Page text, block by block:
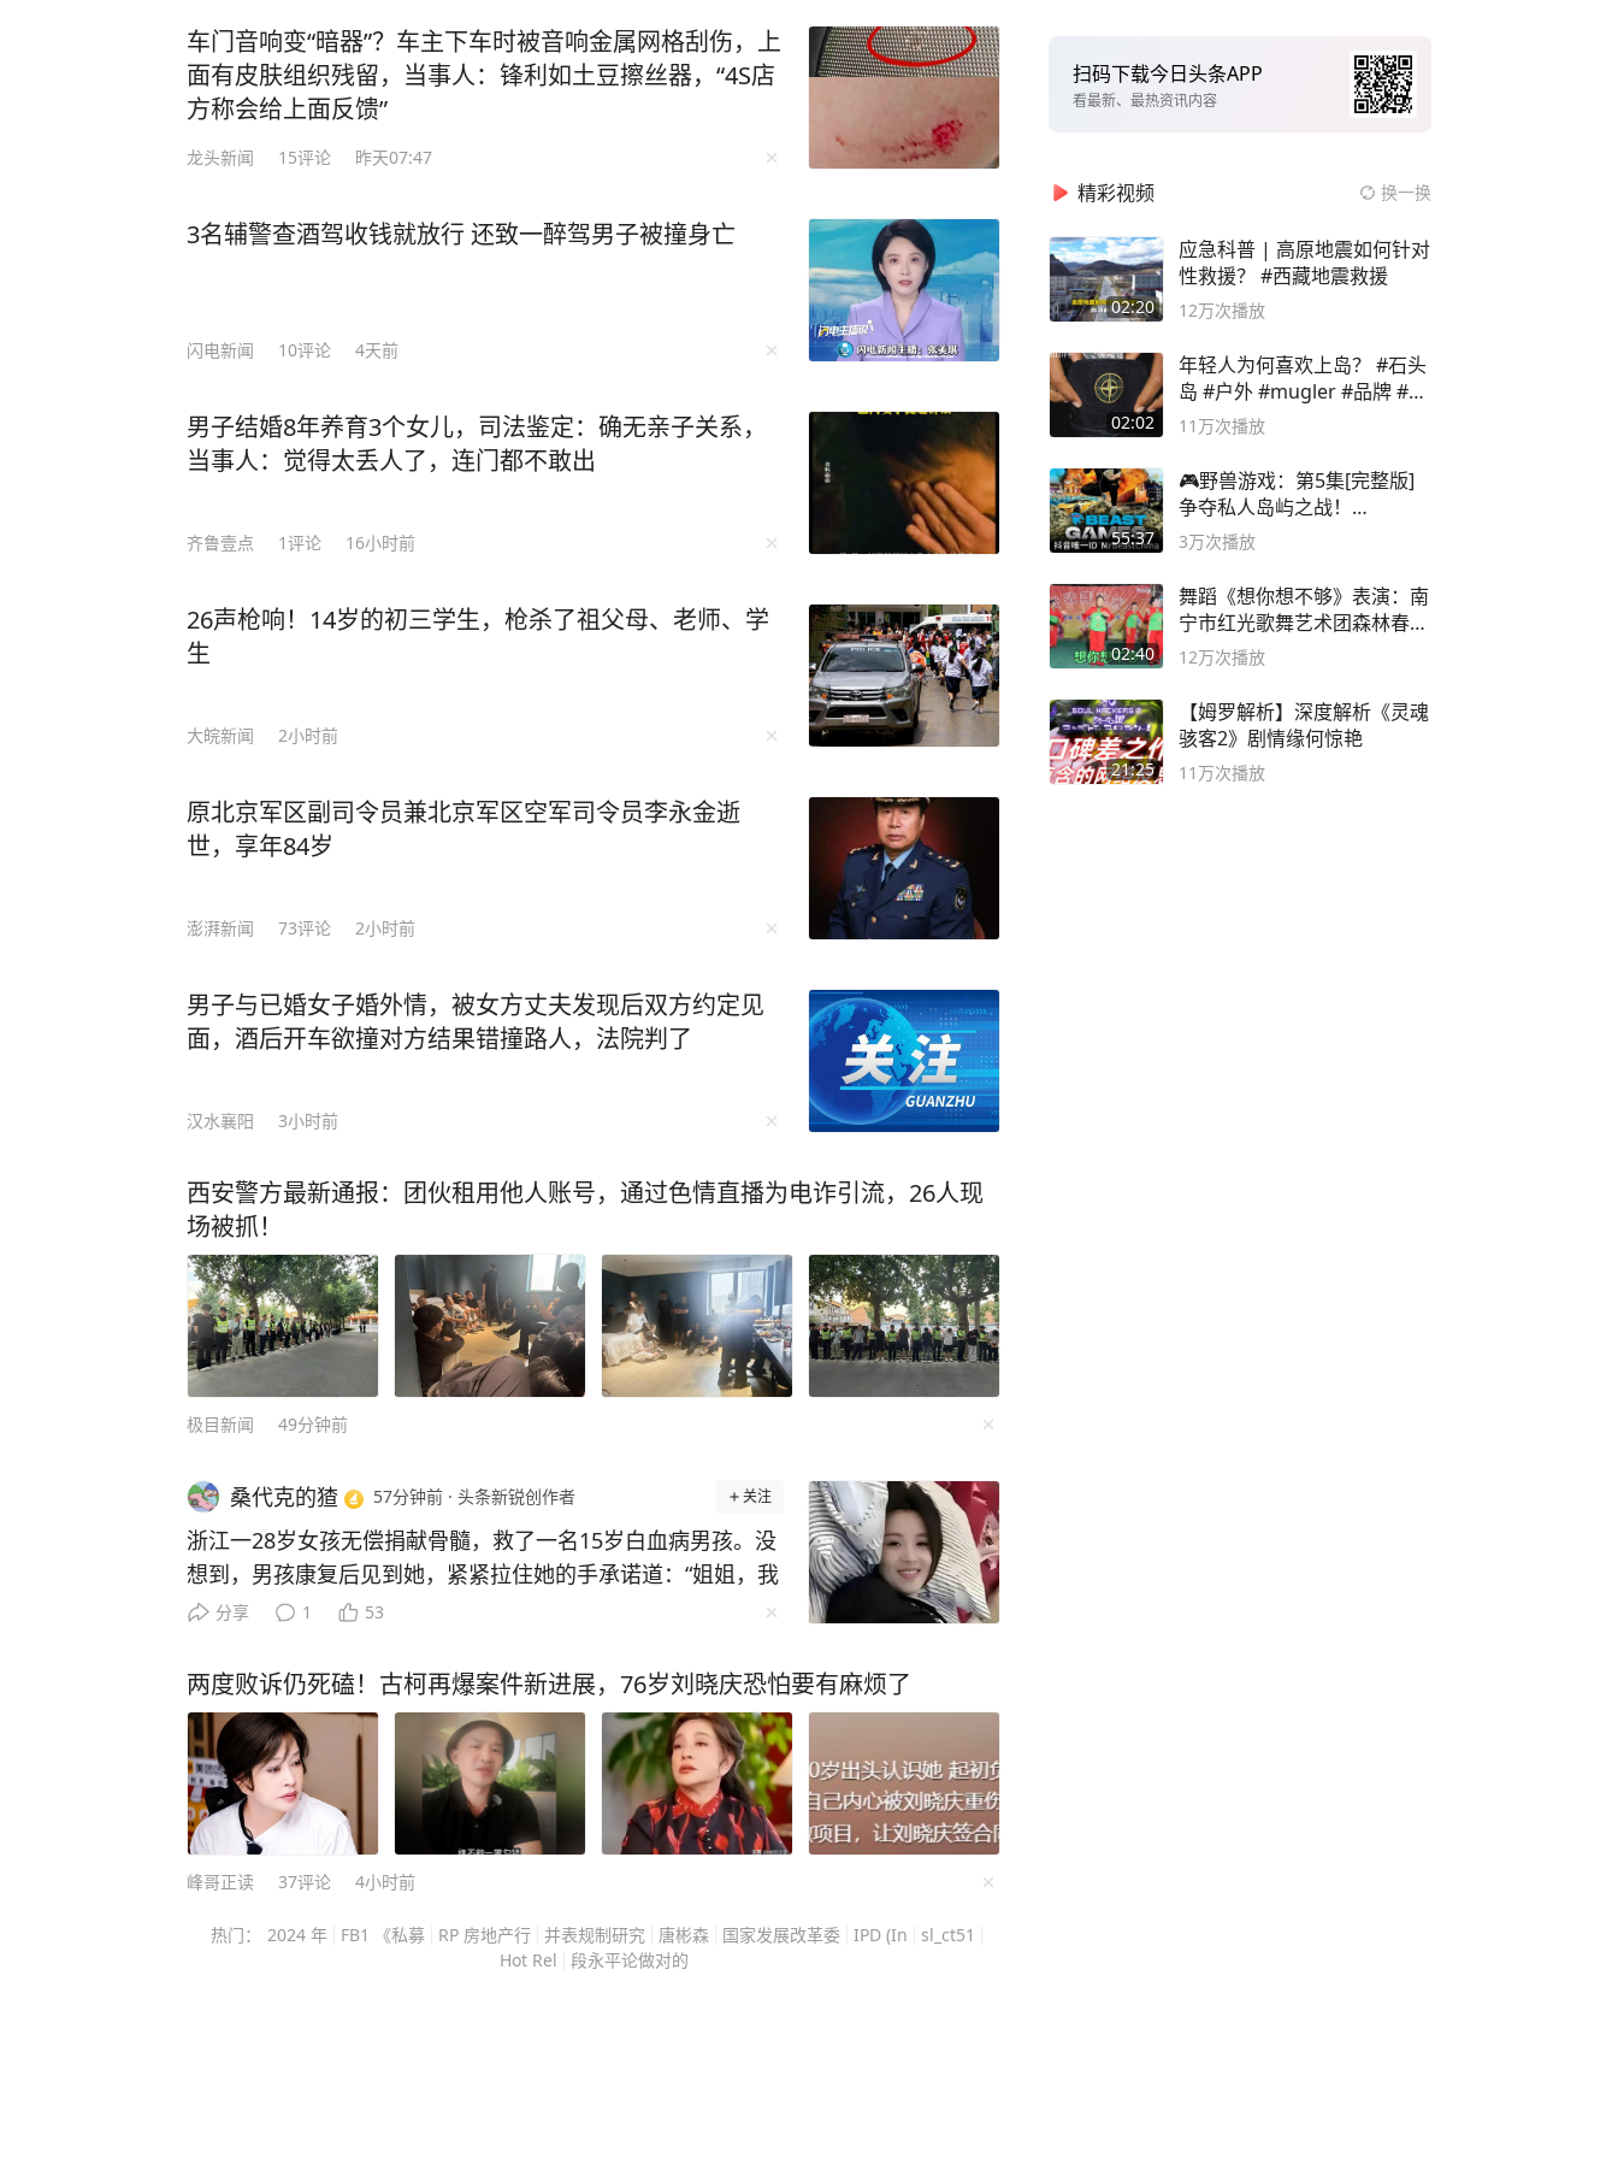
车门音响变“暗器”？车主下车时被音响金属网格刮伤，上
面有皮肤组织残留，当事人：锋利如土豆擦丝器，“4S店
方称会给上面反馈”
龙头新闻 15评论 昨天07:47
3名辅警查酒驾收钱就放行 还致一醉驾男子被撞身亡
闪电新闻 10评论 4天前
男子结婚8年养育3个女儿，司法鉴定：确无亲子关系，
当事人：觉得太丢人了，连门都不敢出
齐鲁壹点 1评论 16小时前
26声枪响！14岁的初三学生，枪杀了祖父母、老师、学
生
大皖新闻 2小时前
原北京军区副司令员兼北京军区空军司令员李永金逝
世，享年84岁
澎湃新闻 73评论 2小时前
男子与已婚女子婚外情，被女方丈夫发现后双方约定见
面，酒后开车欲撞对方结果错撞路人，法院判了
汉水襄阳 3小时前
西安警方最新通报：团伙租用他人账号，通过色情直播为电诈引流，26人现
场被抓！
极目新闻 49分钟前
桑代克的猹 57分钟前 · 头条新锐创作者 关注
浙江一28岁女孩无偿捐献骨髓，救了一名15岁白血病男孩。没
想到，男孩康复后见到她，紧紧拉住她的手承诺道：“姐姐，我
长大后一定要保护你！” 浙江杭州富阳的姑娘许艾菲，28岁那
过去才知道，对方是省骨髓库的工作人员——八年前她献血时
顺手填了份表格，留在中华骨髓库的血样，居然和天津一个15
岁白血病男孩配上了。 我第一次读到这个细节，脑子里蹦出来
的就是“太巧了吧”。非血缘关系的造血干细胞配型，成功率也
就十万分之一，多少人入库一辈子都等不来匹配对象。她八年
前随手埋下的那颗善意种子，八年后真就撞上了一个在等救命
的孩子。 我一直觉得，这世上最动人的善意，从来不是多惊天
事，可它在你不晓得的角落里，悄悄长成了别人的生路。 换成
很多人，突然接到这种电话，大概率要先犹豫犹豫，再拉上全
分享 1 53
两度败诉仍死磕！古柯再爆案件新进展，76岁刘晓庆恐怕要有麻烦了
峰哥正读 37评论 4小时前
热门： 2024 年 FB1 《私募 RP 房地产行 并表规制研究 唐彬森 国家发展改革委 IPD (In
sl_ct51
Hot Rel
段永平论做对的
扫码下载今日头条APP
看最新、最热资讯内容
精彩视频 换一换
02:20
应急科普 | 高原地震如何针对
性救援？ #西藏地震救援
12万次播放
02:02
年轻人为何喜欢上岛？ #石头
岛 #户外 #mugler #品牌 #足
球流氓
11万次播放
55:37
🎮野兽游戏：第5集[完整版]
争夺私人岛屿之战！
#MrBeastChina
3万次播放
02:40
舞蹈《想你想不够》表演：南
宁市红光歌舞艺术团森林春红
舞蹈队。
12万次播放
21:25
【姆罗解析】深度解析《灵魂
骇客2》剧情缘何惊艳
11万次播放